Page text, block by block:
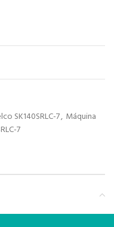
SK140SRLC-7, Máquina
7